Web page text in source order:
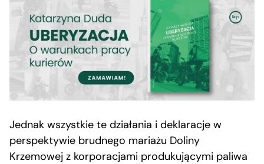
Jednak wszystkie te działania i deklaracje w
perspektywie brudnego mariażu Doliny
Krzemowej z korporacjami produkującymi paliwa